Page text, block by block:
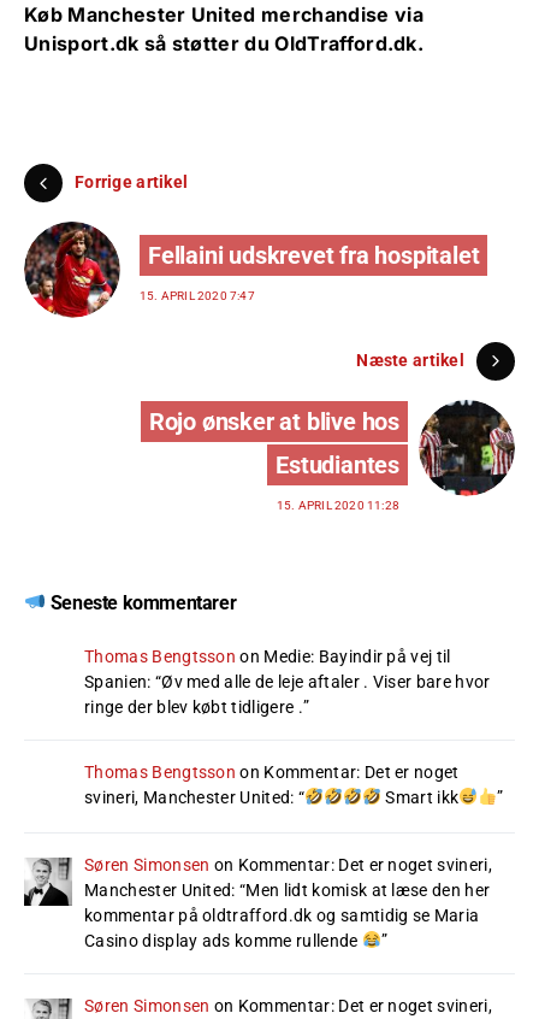
Køb Manchester United merchandise via
Unisport.dk så støtter du OldTrafford.dk.
Forrige artikel
Fellaini udskrevet fra hospitalet
15. APRIL 2020 7:47
Næste artikel
Rojo ønsker at blive hos
Estudiantes
15. APRIL 2020 11:28
Seneste kommentarer
Thomas Bengtsson on Medie: Bayindir på vej til
Spanien: “Øv med alle de leje aftaler . Viser bare hvor
ringe der blev købt tidligere .”
Thomas Bengtsson on Kommentar: Det er noget
svineri, Manchester United: “ Smart ikk ”
Søren Simonsen on Kommentar: Det er noget svineri,
Manchester United: “Men lidt komisk at læse den her
kommentar på oldtrafford.dk og samtidig se Maria
Casino display ads komme rullende
”
Søren Simonsen on Kommentar: Det er noget svineri,